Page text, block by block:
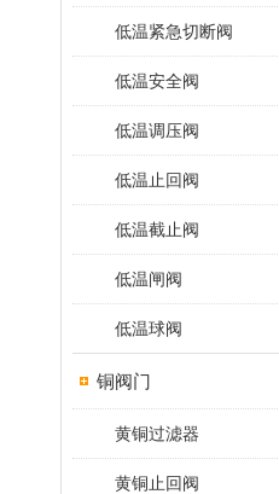
低温紧急切断阀
低温安全阀
低温调压阀
低温止回阀
低温截止阀
低温闸阀
低温球阀
铜阀门
黄铜过滤器
黄铜止回阀